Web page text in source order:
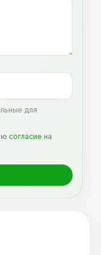
для
согласие на